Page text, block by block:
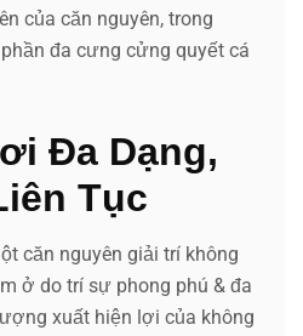
của căn nguyên, trong
đa cưng cửng quyết cá
Đa Dạng,
Tục
căn nguyên giải trí không
ở do trí sự phong phú & đa
xuất hiện lợi của không